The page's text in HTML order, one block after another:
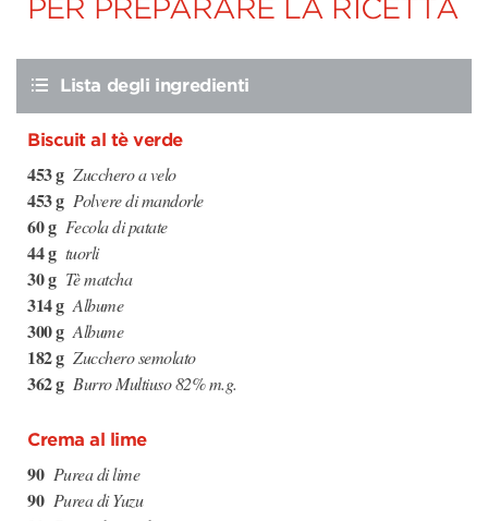
PER PREPARARE LA RICETTA
Lista degli ingredienti
Biscuit al tè verde
453 g Zucchero a velo
453 g Polvere di mandorle
60 g Fecola di patate
44 g tuorli
30 g Tè matcha
314 g Albume
300 g Albume
182 g Zucchero semolato
362 g Burro Multiuso 82% m.g.
Crema al lime
90 Purea di lime
90 Purea di Yuzu